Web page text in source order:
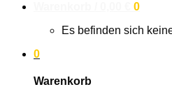
0
Es befinden sich
0
Warenkorb